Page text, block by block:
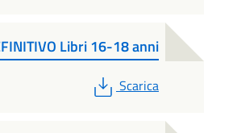
Libri 16-18 anni
PDF
Scarica